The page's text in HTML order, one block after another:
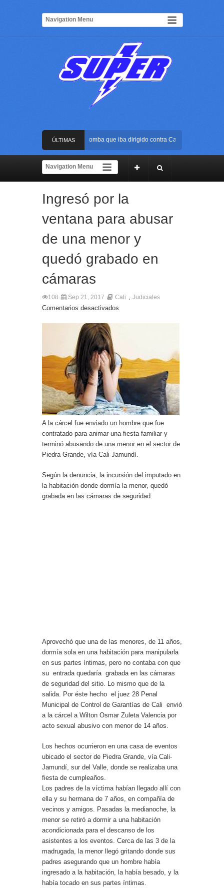
ÚLTIMAS
NOTICIAS
Frustran atentado con bus bomba que iba dirigido contra Cali durante la
La Arena USC será el escenario de la posesión presidencial de Abelardo de la
Rápida reacción policial evitó que presunto agresor escapara tras atacar a una
Frustran atentado con bus bomba que iba dirigido contra Cali durante la
Ingresó por la
ventana para abusar
de una menor y
quedó grabado en
cámaras
108 Sep 21, 2017 Cali , Judiciales
Comentarios desactivados
A la cárcel fue enviado un hombre que fue
contratado para animar una fiesta familiar y
terminó abusando de una menor en el sector de
Piedra Grande, vía Cali-Jamundí.
Según la denuncia, la incursión del imputado en
la habitación donde dormía la menor, quedó
grabada en las cámaras de seguridad.
Aprovechó que una de las menores, de 11 años,
dormía sola en una habitación para manipularla
en sus partes íntimas, pero no contaba con que
su entrada quedaría grabada en las cámaras
de seguridad del sitio. Lo mismo que de la
salida. Por éste hecho el juez 28 Penal
Municipal de Control de Garantías de Cali envió
a la cárcel a Wilton Osmar Zuleta Valencia por
acto sexual abusivo con menor de 14 años.
Los hechos ocurrieron en una casa de eventos
ubicado el sector de Piedra Grande, vía Cali-
Jamundí, sur del Valle, donde se realizaba una
fiesta de cumpleaños.
Los padres de la víctima habían llegado allí con
ella y su hermana de 7 años, en compañía de
vecinos y amigos. Pasadas la medianoche, la
menor se retiró a dormir a una habitación
acondicionada para el descanso de los
asistentes a los eventos. Cerca de las 3 de la
madrugada, la menor llegó gritando donde sus
padres asegurando que un hombre había
ingresado a la habitación, la había besado, y la
había tocado en sus partes íntimas.